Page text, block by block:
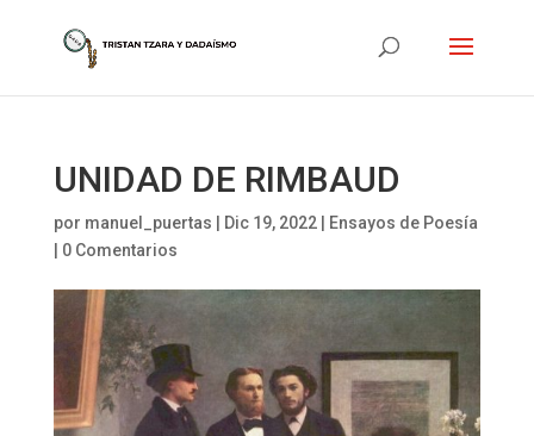
UNIDAD DE RIMBAUD
por manuel_puertas Dic 19, 2022|
Ensayos de Poesía
0 Comentarios